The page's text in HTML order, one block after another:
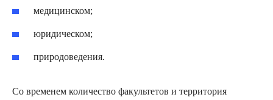
медицинском;
юридическом;
природоведения.
Со временем количество факультетов и территория